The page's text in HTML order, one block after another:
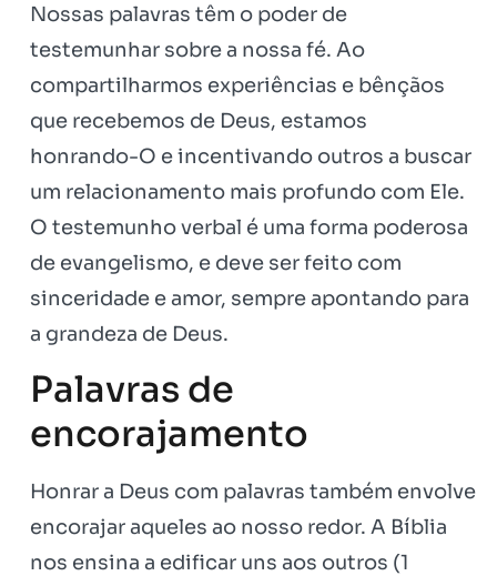
Nossas palavras têm o poder de
testemunhar sobre a nossa fé. Ao
compartilharmos experiências e bênçãos
que recebemos de Deus, estamos
honrando-O e incentivando outros a buscar
um relacionamento mais profundo com Ele.
O testemunho verbal é uma forma poderosa
de evangelismo, e deve ser feito com
sinceridade e amor, sempre apontando para
a grandeza de Deus.
Palavras de
encorajamento
Honrar a Deus com palavras também envolve
encorajar aqueles ao nosso redor. A Bíblia
nos ensina a edificar uns aos outros (1